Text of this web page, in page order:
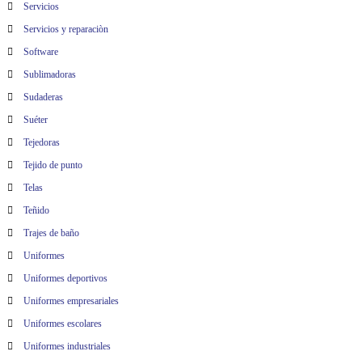
Servicios
Servicios y reparaciòn
Software
Sublimadoras
Sudaderas
Suéter
Tejedoras
Tejido de punto
Telas
Teñido
Trajes de baño
Uniformes
Uniformes deportivos
Uniformes empresariales
Uniformes escolares
Uniformes industriales